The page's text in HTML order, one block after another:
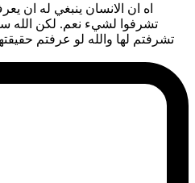
اه ان الانسان ينبغي له ان
تشرفوا لشيء نعم. لكن الله
تشرفتم لها والله لو عرفتم